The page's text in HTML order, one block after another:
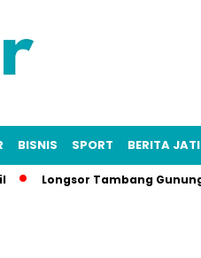
BISNIS SPORT BERITA
Tambang Gunung Kuda